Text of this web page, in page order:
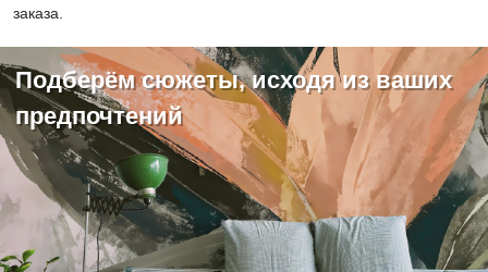
заказа.
Подберём сюжеты, исходя из ваших
предпочтений